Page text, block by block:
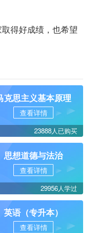
得好成绩，也希望
克思主义基本原理
查看详情
23888人已购买
思想道德与法治
查看详情
29956人学过
英语（专升本）
查看详情